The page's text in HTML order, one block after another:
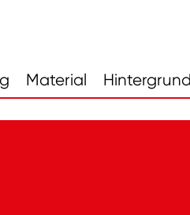
Material Hintergrund